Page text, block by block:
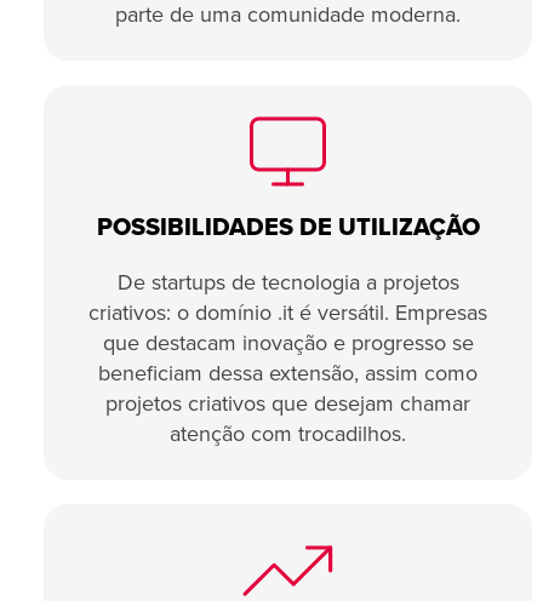
parte de uma comunidade moderna.
POSSIBILIDADES DE UTILIZAÇÃO
De startups de tecnologia a projetos
criativos: o domínio .it é versátil. Empresas
que destacam inovação e progresso se
beneficiam dessa extensão, assim como
projetos criativos que desejam chamar
atenção com trocadilhos.